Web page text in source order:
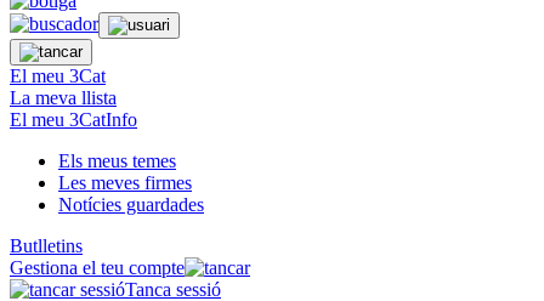
El meu 3Cat
La meva llista
El meu 3CatInfo
Els meus temes
Les meves firmes
Notícies guardades
Butlletins
Gestiona el teu compte
Tanca sessió